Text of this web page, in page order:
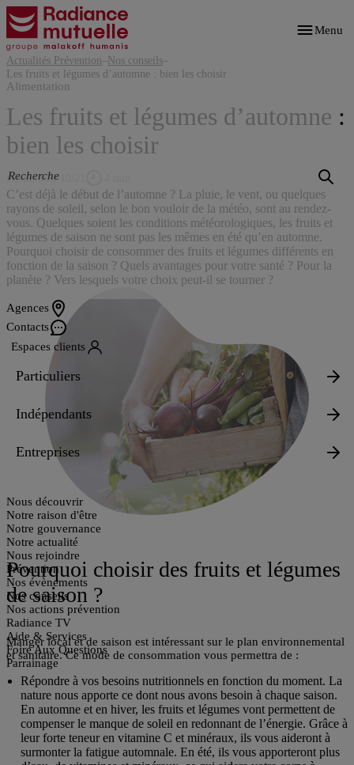
Aller
au
contenu
principal
Menu
Agences
Contacts
Espaces clients
Particuliers
Indépendants
Entreprises
Nous découvrir
Notre raison d'être
Notre gouvernance
Notre actualité
Nous rejoindre
Prévention
Nos évènements
Nos conseils
Nos actions prévention
Radiance TV
Aide & Services
Foire Aux Questions
Parrainage
Actualités Prévention–Nos conseils–
Les fruits et légumes d’automne : bien les choisir
Alimentation
Les fruits et légumes d’automne :
bien les choisir
Publié le22/10/21
C’est déjà le début de l’automne ? La pluie, le vent, ou quelques
rayons de soleil, selon le bon vouloir de la météo, sont au rendez-
vous. Quelques soient les conditions météorologiques, les fruits et
légumes de saison ne sont pas les mêmes en été qu’en automne.
Pourquoi choisir de consommer des fruits et légumes différents en
fonction de la saison ? Quels avantages pour votre santé ? Pour la
planète ? Vers lesquels votre choix peut-il se tourner ?
Pourquoi choisir des fruits et légumes
de saison ?
Manger local et de saison est intéressant sur le plan environnemental
et sanitaire. Ce mode de consommation vous permettra de :
Répondre à vos besoins nutritionnels en fonction du moment. La
nature nous apporte ce dont nous avons besoin à chaque saison.
En automne et en hiver, les fruits et légumes vont permettent de
compenser le manque de soleil en redonnant de l’énergie. Grâce à
leur forte teneur en vitamine C et minéraux, ils vous aideront à
surmonter la fatigue automnale. En été, ils vous apporteront plus